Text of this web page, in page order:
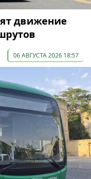
движение
06 АВГУСТА 2026 18:57